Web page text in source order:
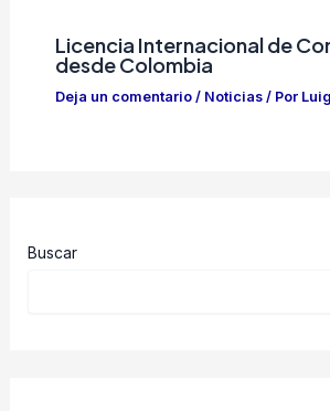
Licencia Internacional de
desde Colombia
Deja un comentario / Noticias/ Por
Buscar